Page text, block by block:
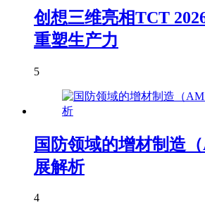
创想三维亮相TCT
重塑生产力
5
国防领域的增材制造
展解析
4